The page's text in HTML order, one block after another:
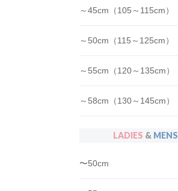
～45cm（105～115cm）
～50cm（115～125cm）
～55cm（120～135cm）
～58cm（130～145cm）
LADIES & MENS
〜50cm